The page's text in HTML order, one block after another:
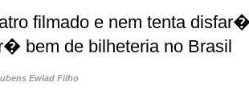
filmado e nem tenta
bem de bilheteria no Brasil
Ewlad Filho